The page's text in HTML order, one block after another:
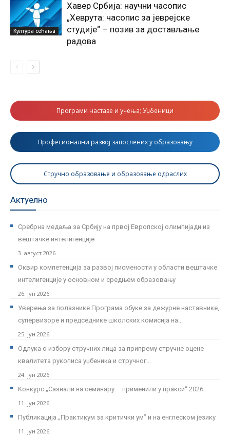
Култура сећања
Хавер Србија: научни часопис
„Хеврута: часопис за јеврејске
студије“ – позив за достављање
радова
Програми наставе и учења; Уџбеници
Професионални развој запослених у образовању
Стручно образовање и образовање одраслих
Актуелно
Сребрна медаља за Србију на првој Европској олимпијади из
вештачке интелигенције
3. август 2026.
Оквир компетенција за развој писмености у области вештачке
интелигенције у основном и средњем образовању
26. јун 2026.
Уверења за полазнике Програмa обуке за дежурне наставнике,
супервизоре и председнике школских комисија на...
25. јун 2026.
Одлука о избору стручних лица за припрему стручне оцене
квалитета рукописа уџбеника и стручног...
24. јун 2026.
Kонкурс „Сазнали на семинару – применили у пракси“ 2026.
11. јун 2026.
Публикација „Практикум за критички ум” и на енглеском језику
11. јун 2026.